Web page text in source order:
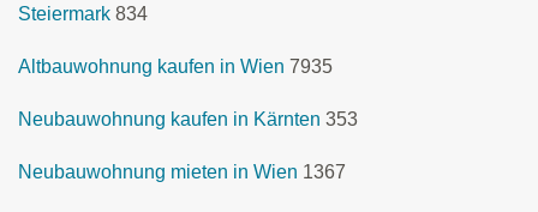
Steiermark 834
Altbauwohnung kaufen in Wien 7935
Neubauwohnung kaufen in Kärnten 353
Neubauwohnung mieten in Wien 1367